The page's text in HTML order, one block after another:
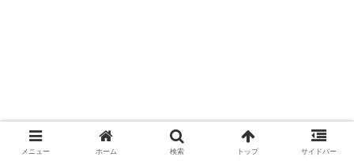
メニュー ホーム 検索 トップ サイドバー